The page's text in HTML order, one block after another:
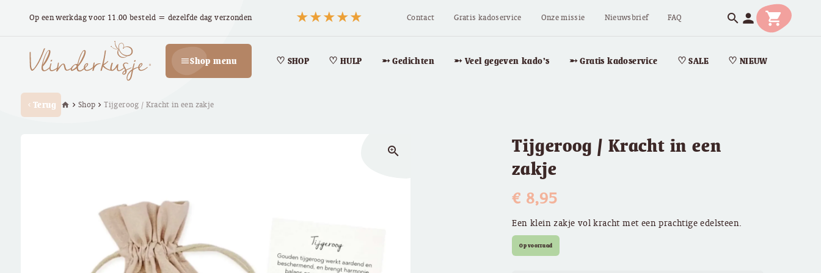
Op een werkdag voor 11.00 besteld = dezelfde dag verzonden Contact Gratis kadoservice Onze missie Nieuwsbrief FAQ search person shopping_cart
menuShop menu ♡ SHOP ♡ HULP ➵ Gedichten ➵ Veel gegeven kado’s ➵ Gratis kadoservice ♡ SALE ♡ NIEUW
chevron_left Terug home chevron_right Shop chevron_rightTijgeroog / Kracht in een zakje
zoom_in
Tijgeroog / Kracht in een
zakje
€ 8,95
Een klein zakje vol kracht met een prachtige edelsteen.
Op voorraad